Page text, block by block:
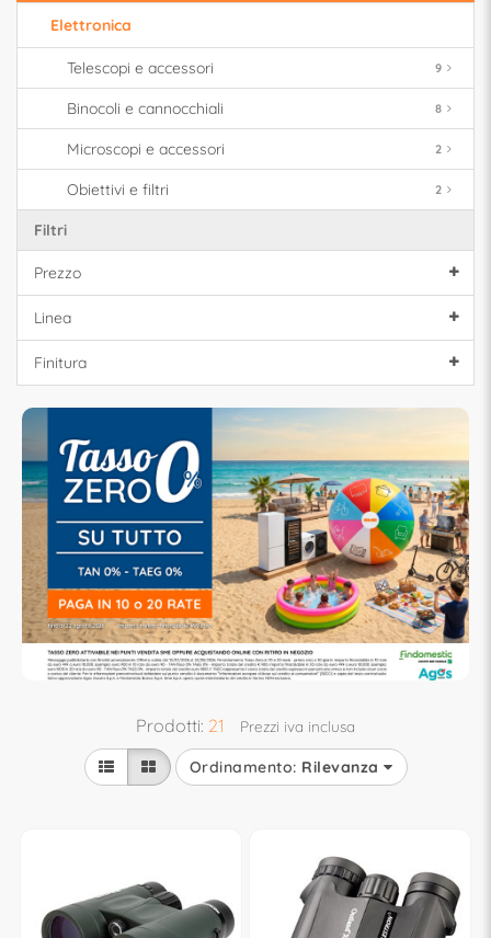
Elettronica
9
Telescopi e accessori
8
Binocoli e cannocchiali
2
Microscopi e accessori
2
Obiettivi e filtri
Filtri
Prezzo
Linea
Finitura
Prodotti: 21 Prezzi iva inclusa
Ordinamento: Rilevanza